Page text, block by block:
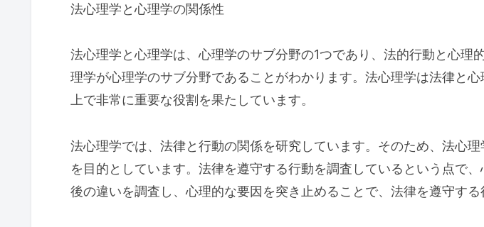
法心理学と心理学の関係性
法心理学と心理学は、心理学のサブ分野の1つであり、法的行動と心
理学が心理学のサブ分野であることがわかります。法心理学は法律と
上で非常に重要な役割を果たしています。
法心理学では、法律と行動の関係を研究しています。そのため、法心
を目的としています。法律を遵守する行動を調査しているという点で
後の違いを調査し、心理的な要因を突き止めることで、法律を遵守する